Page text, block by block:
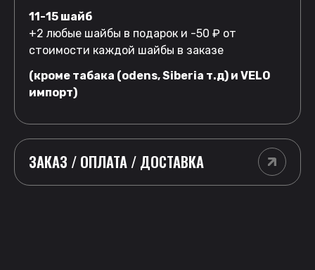
11-15 шайб
+2 любые шайбы в подарок и -50 ₽ от
стоимости каждой шайбы в заказе
(кроме табака (odens, Siberia т.д) и VELO
импорт)
ЗАКАЗ / ОПЛАТА / ДОСТАВКА